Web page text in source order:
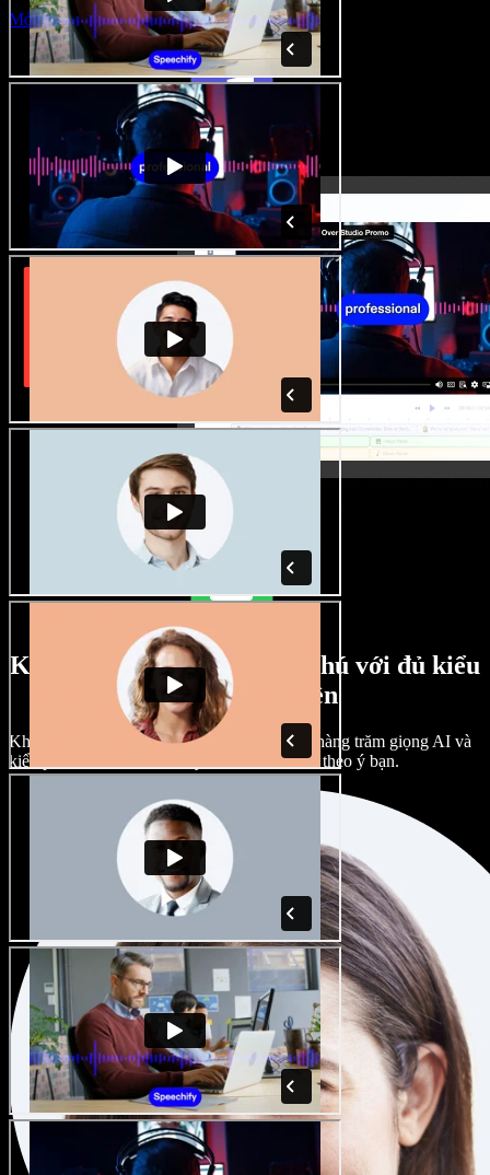
Mở Studio
Kho giọng nam, nữ phong phú với đủ kiểu
giọng vùng miền
Không dự án nào phải giống nhau. Chọn từ hàng trăm giọng AI và
kiểu phát âm khác nhau; tùy chỉnh hoàn toàn theo ý bạn.